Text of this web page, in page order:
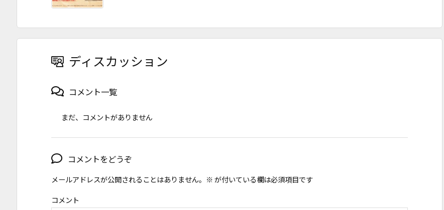
ディスカッション
コメント一覧
まだ、コメントがありません
コメントをどうぞ
メールアドレスが公開されることはありません。 ※が付いている欄は必須項目です
コメント